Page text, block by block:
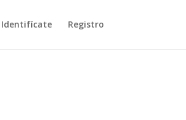
Identifícate Registro